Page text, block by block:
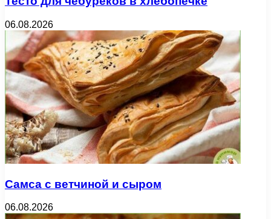
06.08.2026
Самса с ветчиной и сыром
06.08.2026